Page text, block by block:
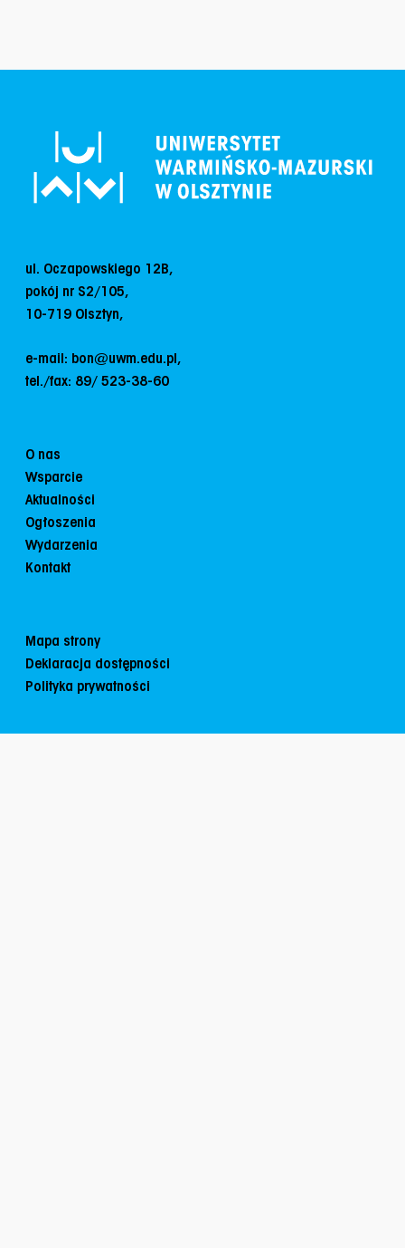
ul. Oczapowskiego 12B,
pokój nr S2/105,
10-719 Olsztyn,
e-mail: bon@uwm.edu.pl,
tel./fax: 89/ 523-38-60
O nas
Wsparcie
Aktualności
Ogłoszenia
Wydarzenia
Kontakt
Mapa strony
Deklaracja dostępności
Polityka prywatności